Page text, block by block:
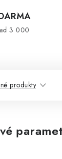
3 000
produkty